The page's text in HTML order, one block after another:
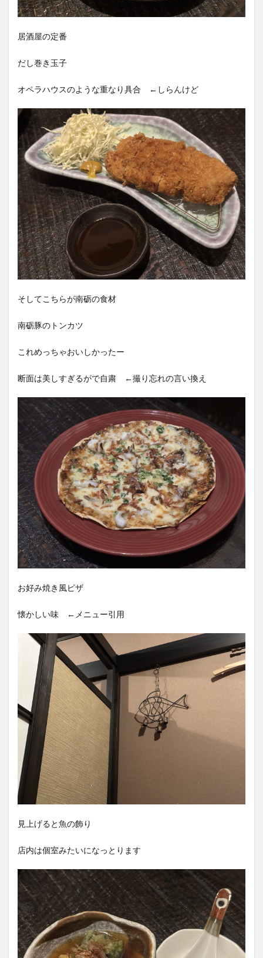
居酒屋の定番
だし巻き玉子
オペラハウスのような重なり具合 ←しらんけど
そしてこちらが南砺の食材
南砺豚のトンカツ
これめっちゃおいしかったー
断面は美しすぎるがで自粛 ←撮り忘れの言い換え
お好み焼き風ピザ
懐かしい味 ←メニュー引用
見上げると魚の飾り
店内は個室みたいになっとります